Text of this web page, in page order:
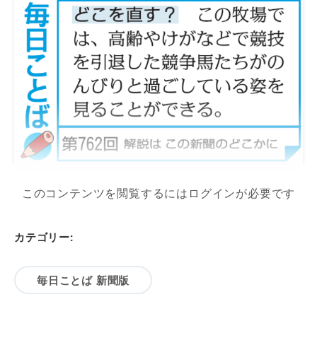
このコンテンツを閲覧するにはログインが必要です
カテゴリー:
毎日ことば 新聞版